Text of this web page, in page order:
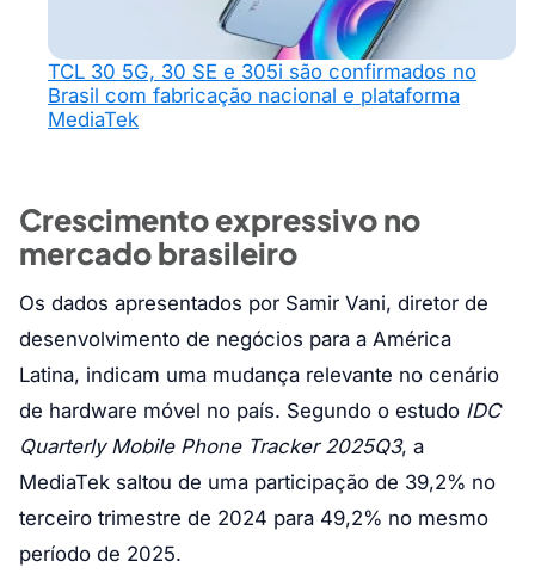
TCL 30 5G, 30 SE e 305i são confirmados no
Brasil com fabricação nacional e plataforma
MediaTek
Crescimento expressivo no
mercado brasileiro
Os dados apresentados por Samir Vani, diretor de
desenvolvimento de negócios para a América
Latina, indicam uma mudança relevante no cenário
de hardware móvel no país. Segundo o estudo IDC
Quarterly Mobile Phone Tracker 2025Q3, a
MediaTek saltou de uma participação de 39,2% no
terceiro trimestre de 2024 para 49,2% no mesmo
período de 2025.